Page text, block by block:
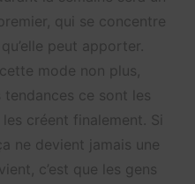
qui se concentre
peut apporter.
mode non plus,
ce sont les
créent finalement. Si
ne devient jamais une
c’est que les gens